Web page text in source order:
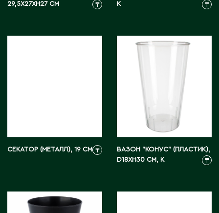
Южно-Казахстанская область
29,5X27XH27 СМ
₸
К
₸
СЕКАТОР (МЕТАЛЛ), 19 СМ ₸
ВАЗОН "КОНУС" (ПЛАСТИК),
D18XH30 СМ, К
₸